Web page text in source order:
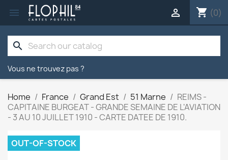
 shopping_cart (0)

search
Vous ne trouvez pas ?
Home France Grand Est 51 Marne
REIMS -
CAPITAINE BURGEAT - GRANDE SEMAINE DE L'AVIATION
- 3 AU 10 JUILLET 1910 - CARTE DATEE DE 1910.
OUT-OF-STOCK